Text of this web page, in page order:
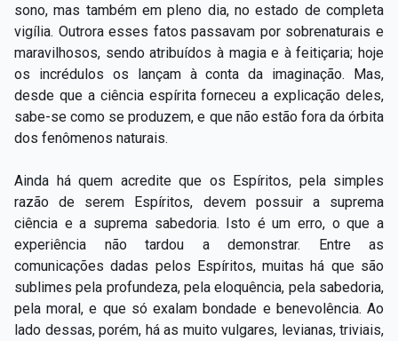
sono, mas também em pleno dia, no estado de completa
vigília. Outrora esses fatos passavam por sobrenaturais e
maravilhosos, sendo atribuídos à magia e à feitiçaria; hoje
os incrédulos os lançam à conta da imaginação. Mas,
desde que a ciência espírita forneceu a explicação deles,
sabe-se como se produzem, e que não estão fora da órbita
dos fenômenos naturais.
Ainda há quem acredite que os Espíritos, pela simples
razão de serem Espíritos, devem possuir a suprema
ciência e a suprema sabedoria. Isto é um erro, o que a
experiência não tardou a demonstrar. Entre as
comunicações dadas pelos Espíritos, muitas há que são
sublimes pela profundeza, pela eloquência, pela sabedoria,
pela moral, e que só exalam bondade e benevolência. Ao
lado dessas, porém, há as muito vulgares, levianas, triviais,